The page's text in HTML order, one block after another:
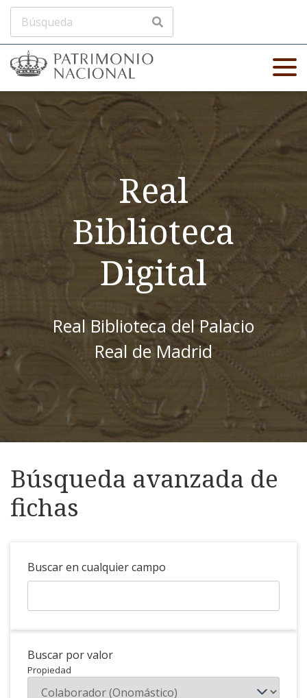
Real
Biblioteca
Digital
Real Biblioteca del Palacio
Real de Madrid
Búsqueda avanzada de
fichas
Buscar en cualquier campo
Buscar por valor
Propiedad